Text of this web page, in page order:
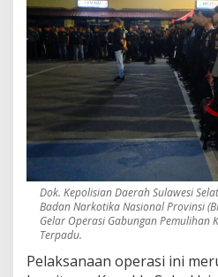
a
n
K
a
m
p
u
n
g
R
a
w
a
n
N
r
Dok. Kepolisian Daerah Sulawesi
Badan Narkotika Nasional Provinsi
Gelar Operasi Gabungan Pemulihan
Terpadu.
Pelaksanaan operasi ini